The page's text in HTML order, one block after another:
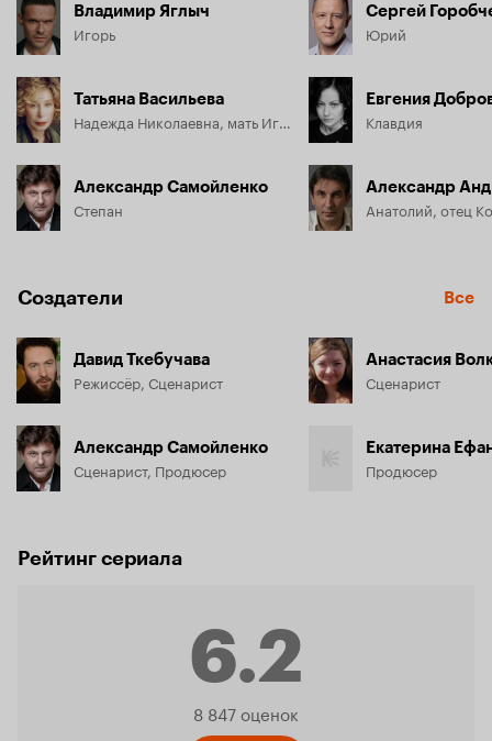
Владимир Яглыч
Игорь
Татьяна Васильева
Надежда Николаевна, мать Игоря, главврач
Александр Самойленко
Степан
Сергей
Юрий
Евгения
Клавдия
Александр
Анатолий, отец
Создатели Все
Давид Ткебучава
Режиссёр, Сценарист
Александр Самойленко
Сценарист, Продюсер
Анастасия
Сценарист
Екатерина
Продюсер
Рейтинг сериала
6.2
Рейтинг
8 847 оценок